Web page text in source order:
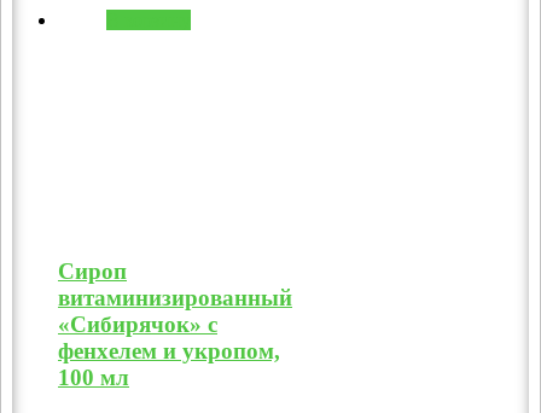
Сироп
витаминизированный
«Сибирячок» с
фенхелем и укропом,
100 мл